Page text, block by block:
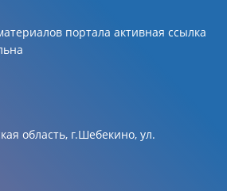
портала активная ссылка
область, г.Шебекино, ул.